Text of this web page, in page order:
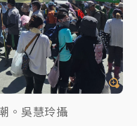
。吳慧玲攝